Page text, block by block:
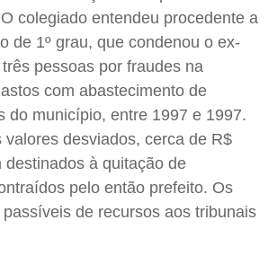
colegiado entendeu procedente a
de 1º grau, que condenou o ex-
pessoas por fraudes na
com abastecimento de
do município, entre 1997 e 1997.
valores desviados, cerca de R$
destinados à quitação de
pelo então prefeito. Os
de recursos aos tribunais